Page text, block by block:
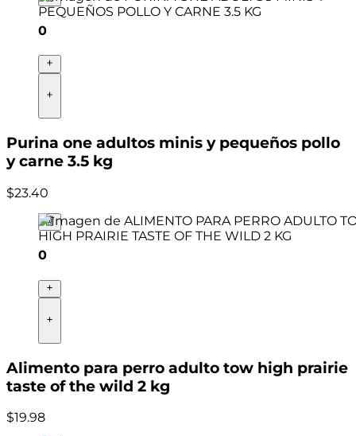
0
Purina one adultos minis y pequeños pollo
y carne 3.5 kg
$23.40
0
Alimento para perro adulto tow high prairie
taste of the wild 2 kg
$19.98